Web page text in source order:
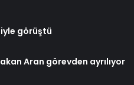
görüştü
Aran görevden ayrılıyor